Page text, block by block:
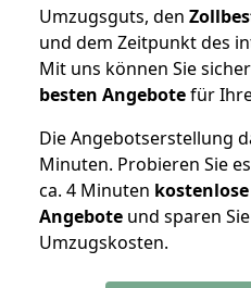
Umzugsguts, den
und dem Zeitpunkt des
Mit uns können Sie
besten Angebotefür
Die Angebotserstellung
Minuten. Probieren Sie
ca. 4 Minuten
Angebote und sparen
Umzugskosten.